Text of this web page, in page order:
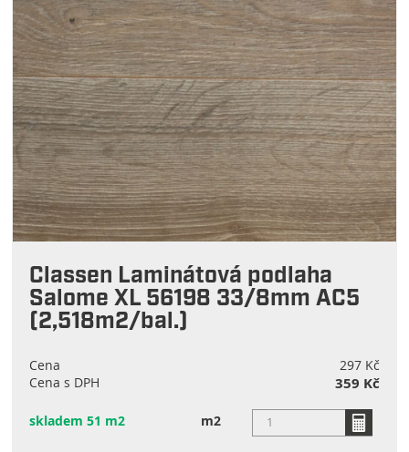
Classen Laminátová podlaha
Salome XL 56198 33/8mm AC5
(2,518m2/bal.)
Cena
297 Kč
Cena s DPH
359 Kč
skladem 51 m2 m2